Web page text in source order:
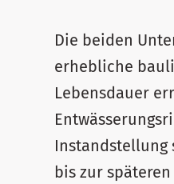
Die beiden
erhebliche
Lebensdauer
Instandstellung
bis zur